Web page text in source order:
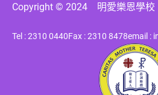
Copyright © 2024 明愛樂恩學校
Tel : 2310 0440Fax : 2310 8478email :